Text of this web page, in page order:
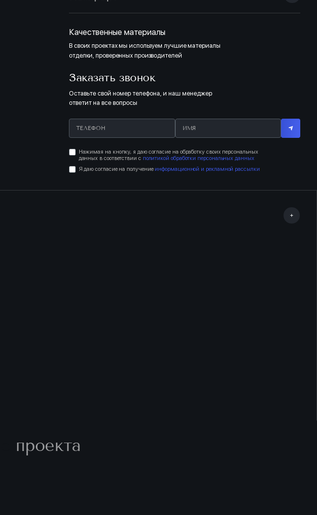
Качественные материалы
В своих проектах мы используем лучшие материалы
отделки, проверенных производителей
Заказать звонок
Оставьте свой номер телефона, и наш менеджер
ответит на все вопросы
Нажимая на кнопку, я даю согласие на обработку своих персональных
данных в соответствии с политикой обработки персональных данных
Я даю согласие на получение информационной и рекламной рассылки
проекта